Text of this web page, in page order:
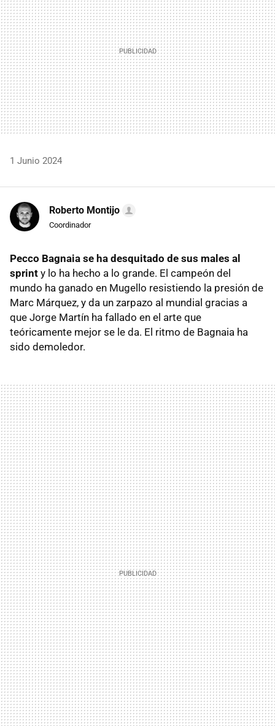
1 Junio 2024
Roberto Montijo
Coordinador
Pecco Bagnaia se ha desquitado de sus males al
sprint y lo ha hecho a lo grande. El campeón del
mundo ha ganado en Mugello resistiendo la presión de
Marc Márquez, y da un zarpazo al mundial gracias a
que Jorge Martín ha fallado en el arte que
teóricamente mejor se le da. El ritmo de Bagnaia ha
sido demoledor.